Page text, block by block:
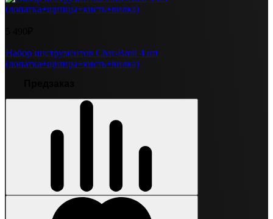
Набор инструментов Char-Broil 4 шт
(лопатка+щипцы+кисть+вилка)